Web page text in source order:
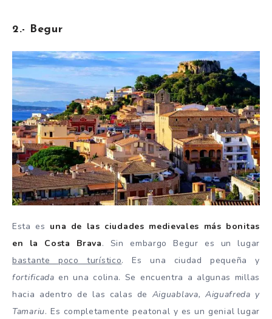
2.- Begur
Esta es una de las ciudades medievales más bonitas
en la Costa Brava. Sin embargo Begur es un lugar
bastante poco turístico. Es una ciudad pequeña y
fortificada en una colina. Se encuentra a algunas millas
hacia adentro de las calas de Aiguablava, Aiguafreda y
Tamariu. Es completamente peatonal y es un genial lugar